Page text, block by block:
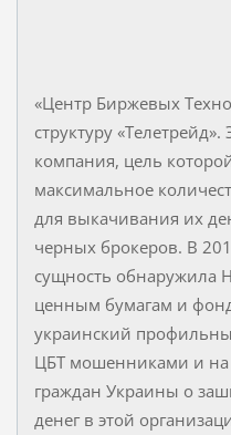
«Центр Биржевых
структуру
компания, цель
максимальное
для выкачивания их
черных брокеров. В
сущность обнаружила
ценным бумагам и
украинский
ЦБТ мошенниками и на
граждан Украины о
денег в этой